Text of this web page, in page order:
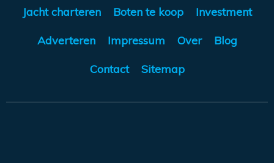
Jacht charteren Boten te koop Investment
Adverteren Impressum Over Blog
Contact Sitemap